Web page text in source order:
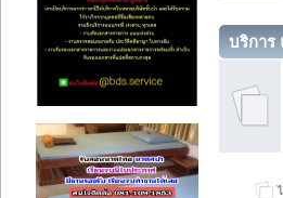
บริการ